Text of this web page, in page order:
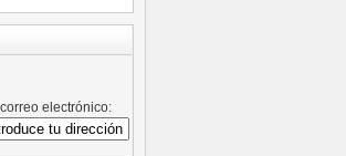
electrónico: